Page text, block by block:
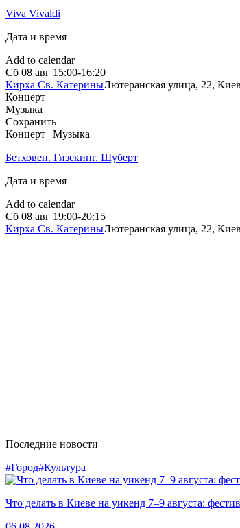
Viva Vivaldi
Дата и время
Add to calendar
Сб 08 авг 15:00-16:20
Кирха Св. КатериныЛютеранская улица, 22, Киев
Концерт
Музыка
Сохранить
Концерт | Музыка
Бетховен. Гизекинг. Шуберт
Дата и время
Add to calendar
Сб 08 авг 19:00-20:15
Кирха Св. КатериныЛютеранская улица, 22, Киев
Последние новости
#Город#Культура
Что делать в Киеве на уикенд 7–9 августа: